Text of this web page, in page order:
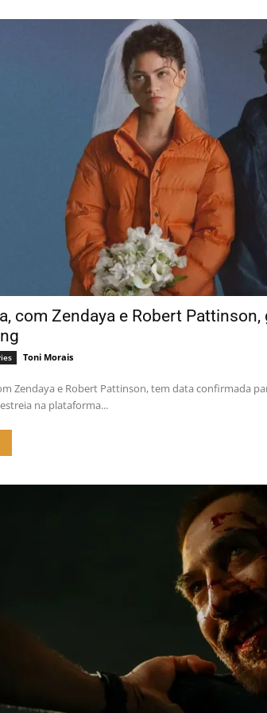
com Zendaya e Robert
Toni Morais
Zendaya e Robert Pattinson, tem data confirmada
na plataforma...